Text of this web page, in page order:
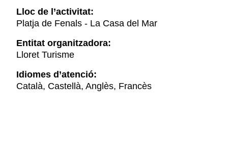
Lloc de l’activitat:
Platja de Fenals - La Casa del Mar
Entitat organitzadora:
Lloret Turisme
Idiomes d’atenció:
Català, Castellà, Anglès, Francès